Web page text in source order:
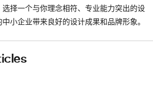
择一个与你理念相符、专业能力突出的设
小企业带来良好的设计成果和品牌形象。